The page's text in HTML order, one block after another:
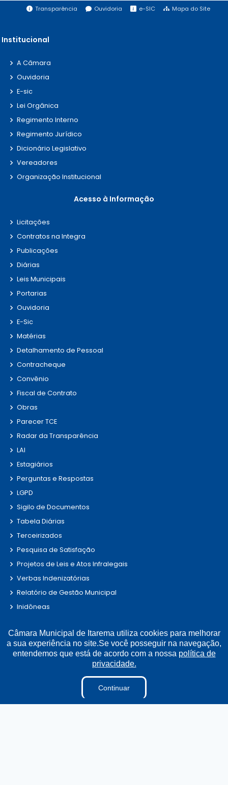
Transparência Ouvidoria e-SIC Mapa do Site
Institucional
A Câmara
Ouvidoria
E-sic
Lei Orgânica
Regimento Interno
Regimento Jurídico
Dicionário Legislativo
Vereadores
Organização Institucional
Acesso à Informação
Licitações
Contratos na Integra
Publicações
Diárias
Leis Municipais
Portarias
Ouvidoria
E-Sic
Matérias
Detalhamento de Pessoal
Contracheque
Convênio
Fiscal de Contrato
Obras
Parecer TCE
Radar da Transparência
LAI
Estagiários
Perguntas e Respostas
LGPD
Sigilo de Documentos
Tabela Diárias
Terceirizados
Pesquisa de Satisfação
Projetos de Leis e Atos Infralegais
Verbas Indenizatórias
Relatório de Gestão Municipal
Inidôneas
Processos Seletivos e Concursos
DADOS ABERTOS
Municípios Licitações
Câmara Municipal de Itarema utiliza cookies para melhorar
a sua experiência no site.Se você posseguir na navegação,
entendemos que está de acordo com a nossa política de
privacidade.
Continuar